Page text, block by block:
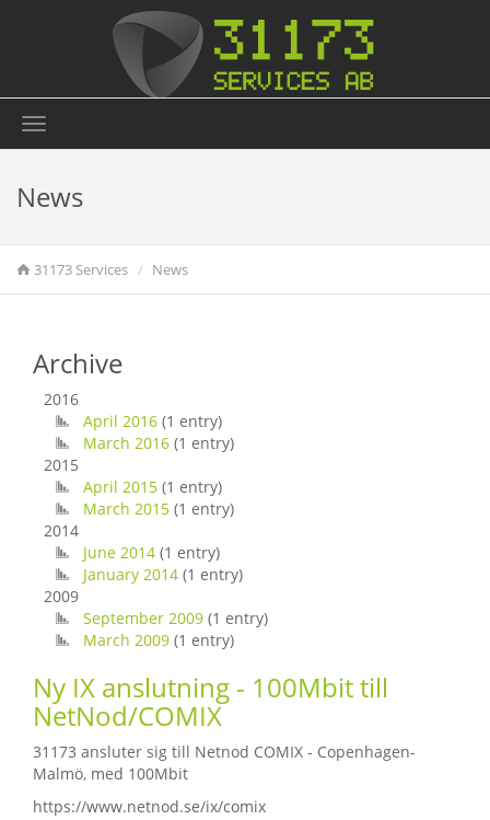
Toggle
navigation
News
31173 Services News
Archive
2016
April 2016 (1 entry)
March 2016 (1 entry)
2015
April 2015 (1 entry)
March 2015 (1 entry)
2014
June 2014 (1 entry)
January 2014 (1 entry)
2009
September 2009 (1 entry)
March 2009 (1 entry)
Ny IX anslutning - 100Mbit till
NetNod/COMIX
31173 ansluter sig till Netnod COMIX - Copenhagen-
Malmö, med 100Mbit
https://www.netnod.se/ix/comix